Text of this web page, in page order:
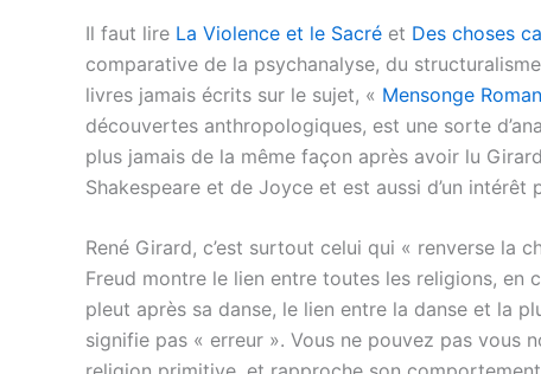
Il faut lire La Violence et le Sacré et Des choses
comparative de la psychanalyse, du
livres jamais écrits sur le sujet, « Mensonge
découvertes anthropologiques, est une sorte
plus jamais de la même façon après avoir lu
Shakespeare et de Joyce et est aussi d’un intérêt
René Girard, c’est surtout celui qui « renverse la
Freud montre le lien entre toutes les religions, en
pleut après sa danse, le lien entre la danse et la
signifie pas « erreur ». Vous ne pouvez pas vous